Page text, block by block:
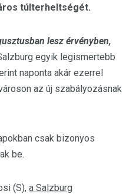
túlterheltségét.
lesz érvényben,
egyik legismertebb
naponta akár ezerrel
az új szabályozásnak
csak bizonyos
be.
(S), a Salzburg